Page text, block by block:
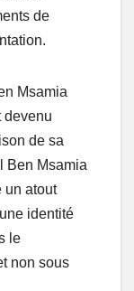
de
Msamia
devenu
de sa
Ben Msamia
un atout
identité
le
non sous